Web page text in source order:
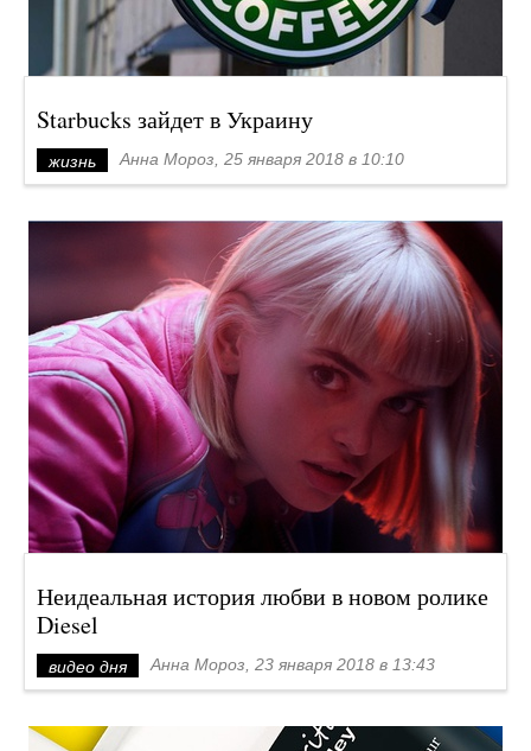
Starbucks зайдет в Украину
жизнь Анна Мороз, 25 января 2018 в 10:10
Неидеальная история любви в новом ролике
Diesel
видео дня Анна Мороз, 23 января 2018 в 13:43